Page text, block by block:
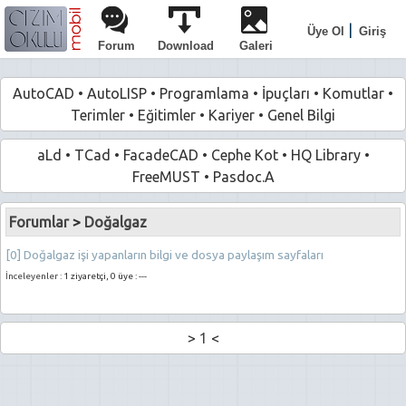
Üye Ol
Giriş
Forum
Download Galeri
AutoCAD • AutoLISP • Programlama • İpuçları • Komutlar •
Terimler • Eğitimler • Kariyer • Genel Bilgi
aLd • TCad • FacadeCAD • Cephe Kot• HQ Library•
FreeMUST • Pasdoc.A
Forumlar> Doğalgaz
[0] Doğalgaz işi yapanların bilgi ve dosya paylaşım sayfaları
İnceleyenler : 1 ziyaretçi, 0 üye : ---
> 1 <